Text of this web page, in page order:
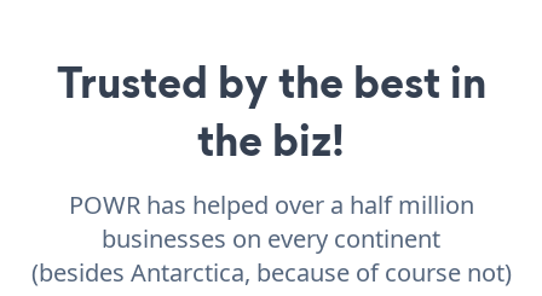
Trusted by the best in
the biz!
POWR has helped over a half million
businesses on every continent
(besides Antarctica, because of course not)